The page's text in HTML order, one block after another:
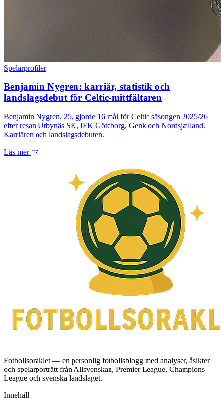
Spelarprofiler
Benjamin Nygren: karriär, statistik och
landslagsdebut för Celtic-mittfältaren
Benjamin Nygren, 25, gjorde 16 mål för Celtic säsongen 2025/26
efter resan Utbynäs SK, IFK Göteborg, Genk och Nordsjælland.
Karriären och landslagsdebuten.
Läs mer
Fotbollsoraklet — en personlig fotbollsblogg med analyser, åsikter
och spelarporträtt från Allsvenskan, Premier League, Champions
League och svenska landslaget.
Innehåll